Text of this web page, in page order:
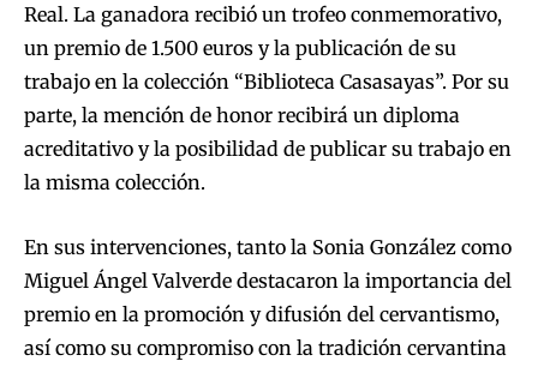
Real. La ganadora recibió un trofeo conmemorativo,
un premio de 1.500 euros y la publicación de su
trabajo en la colección “Biblioteca Casasayas”. Por su
parte, la mención de honor recibirá un diploma
acreditativo y la posibilidad de publicar su trabajo en
la misma colección.
En sus intervenciones, tanto la Sonia González como
Miguel Ángel Valverde destacaron la importancia del
premio en la promoción y difusión del cervantismo,
así como su compromiso con la tradición cervantina